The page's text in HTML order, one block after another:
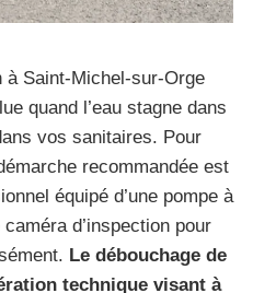
à Saint-Michel-sur-Orge
quand l’eau stagne dans
vos sanitaires. Pour
recommandée est
équipé d’une pompe à
d’inspection pour
Le débouchage de
technique visant à